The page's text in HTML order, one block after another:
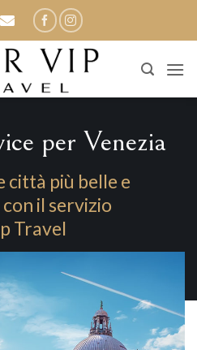
per Venezia
città più belle e
il servizio
Travel